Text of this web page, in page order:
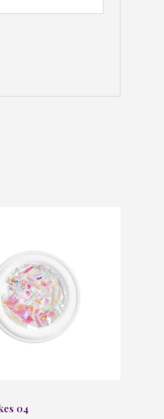
04